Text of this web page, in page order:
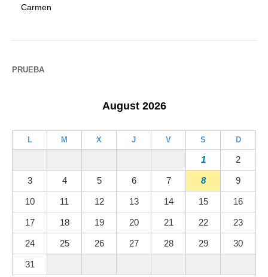
Carmen
PRUEBA
August 2026
L M X J V S D
1 2
3 4 5 6 7 8 9
10 11 12 13 14 15 16
17 18 19 20 21 22 23
24 25 26 27 28 29 30
31